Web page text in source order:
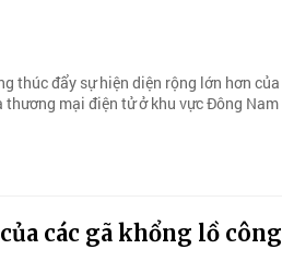
thúc đẩy sự hiện diện rộng lớn hơn của
mại điện tử ở khu vực Đông Nam
các gã khổng lồ công